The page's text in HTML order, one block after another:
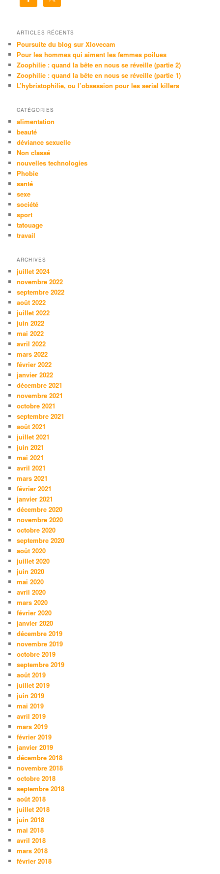
e
ARTICLES RÉCENTS
Poursuite du blog sur Xlovecam
Pour les hommes qui aiment les femmes poilues
Zoophilie : quand la bête en nous se réveille (partie 2)
Zoophilie : quand la bête en nous se réveille (partie 1)
L’hybristophilie, ou l’obsession pour les serial killers
CATÉGORIES
alimentation
beauté
déviance sexuelle
Non classé
nouvelles technologies
Phobie
santé
sexe
société
sport
tatouage
travail
ARCHIVES
juillet 2024
novembre 2022
septembre 2022
août 2022
juillet 2022
juin 2022
mai 2022
avril 2022
mars 2022
février 2022
janvier 2022
décembre 2021
novembre 2021
octobre 2021
septembre 2021
août 2021
juillet 2021
juin 2021
mai 2021
avril 2021
mars 2021
février 2021
janvier 2021
décembre 2020
novembre 2020
octobre 2020
septembre 2020
août 2020
juillet 2020
juin 2020
mai 2020
avril 2020
mars 2020
février 2020
janvier 2020
décembre 2019
novembre 2019
octobre 2019
septembre 2019
août 2019
juillet 2019
juin 2019
mai 2019
avril 2019
mars 2019
février 2019
janvier 2019
décembre 2018
novembre 2018
octobre 2018
septembre 2018
août 2018
juillet 2018
juin 2018
mai 2018
avril 2018
mars 2018
février 2018